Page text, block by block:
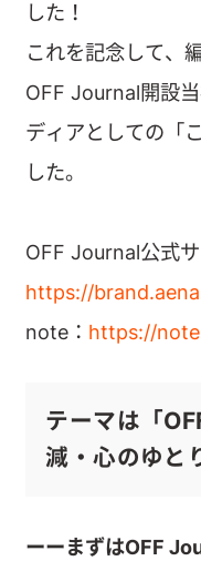
した！
これを記念して、
OFF Journal開設
ディアとしての「
した。
OFF Journal公式サ
https://
note： https://
テーマは「
減・心のゆと
ーーまずはOFF